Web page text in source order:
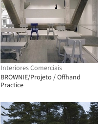
Interiores Comerciais
BROWNIE/Projeto / Offhand
Practice